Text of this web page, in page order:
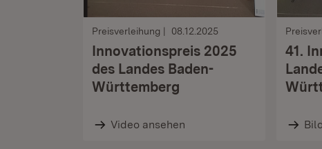
Preisverleihung 08.12.2025
Innovationspreis 2025
des Landes Baden-
Württemberg
Video ansehen
41.